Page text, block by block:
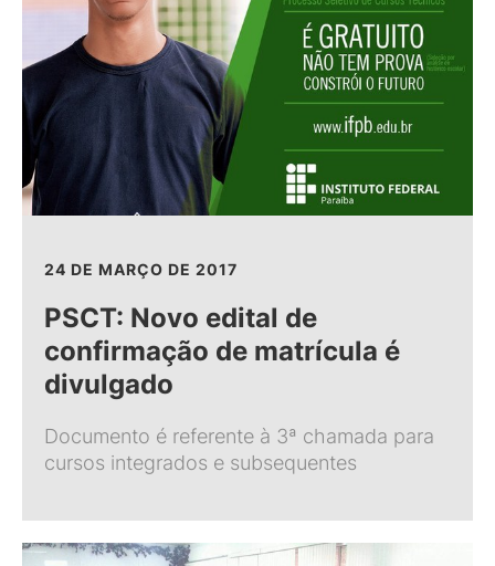
24 DE MARÇO DE 2017
PSCT: Novo edital de
confirmação de matrícula é
divulgado
Documento é referente à 3ª chamada para
cursos integrados e subsequentes